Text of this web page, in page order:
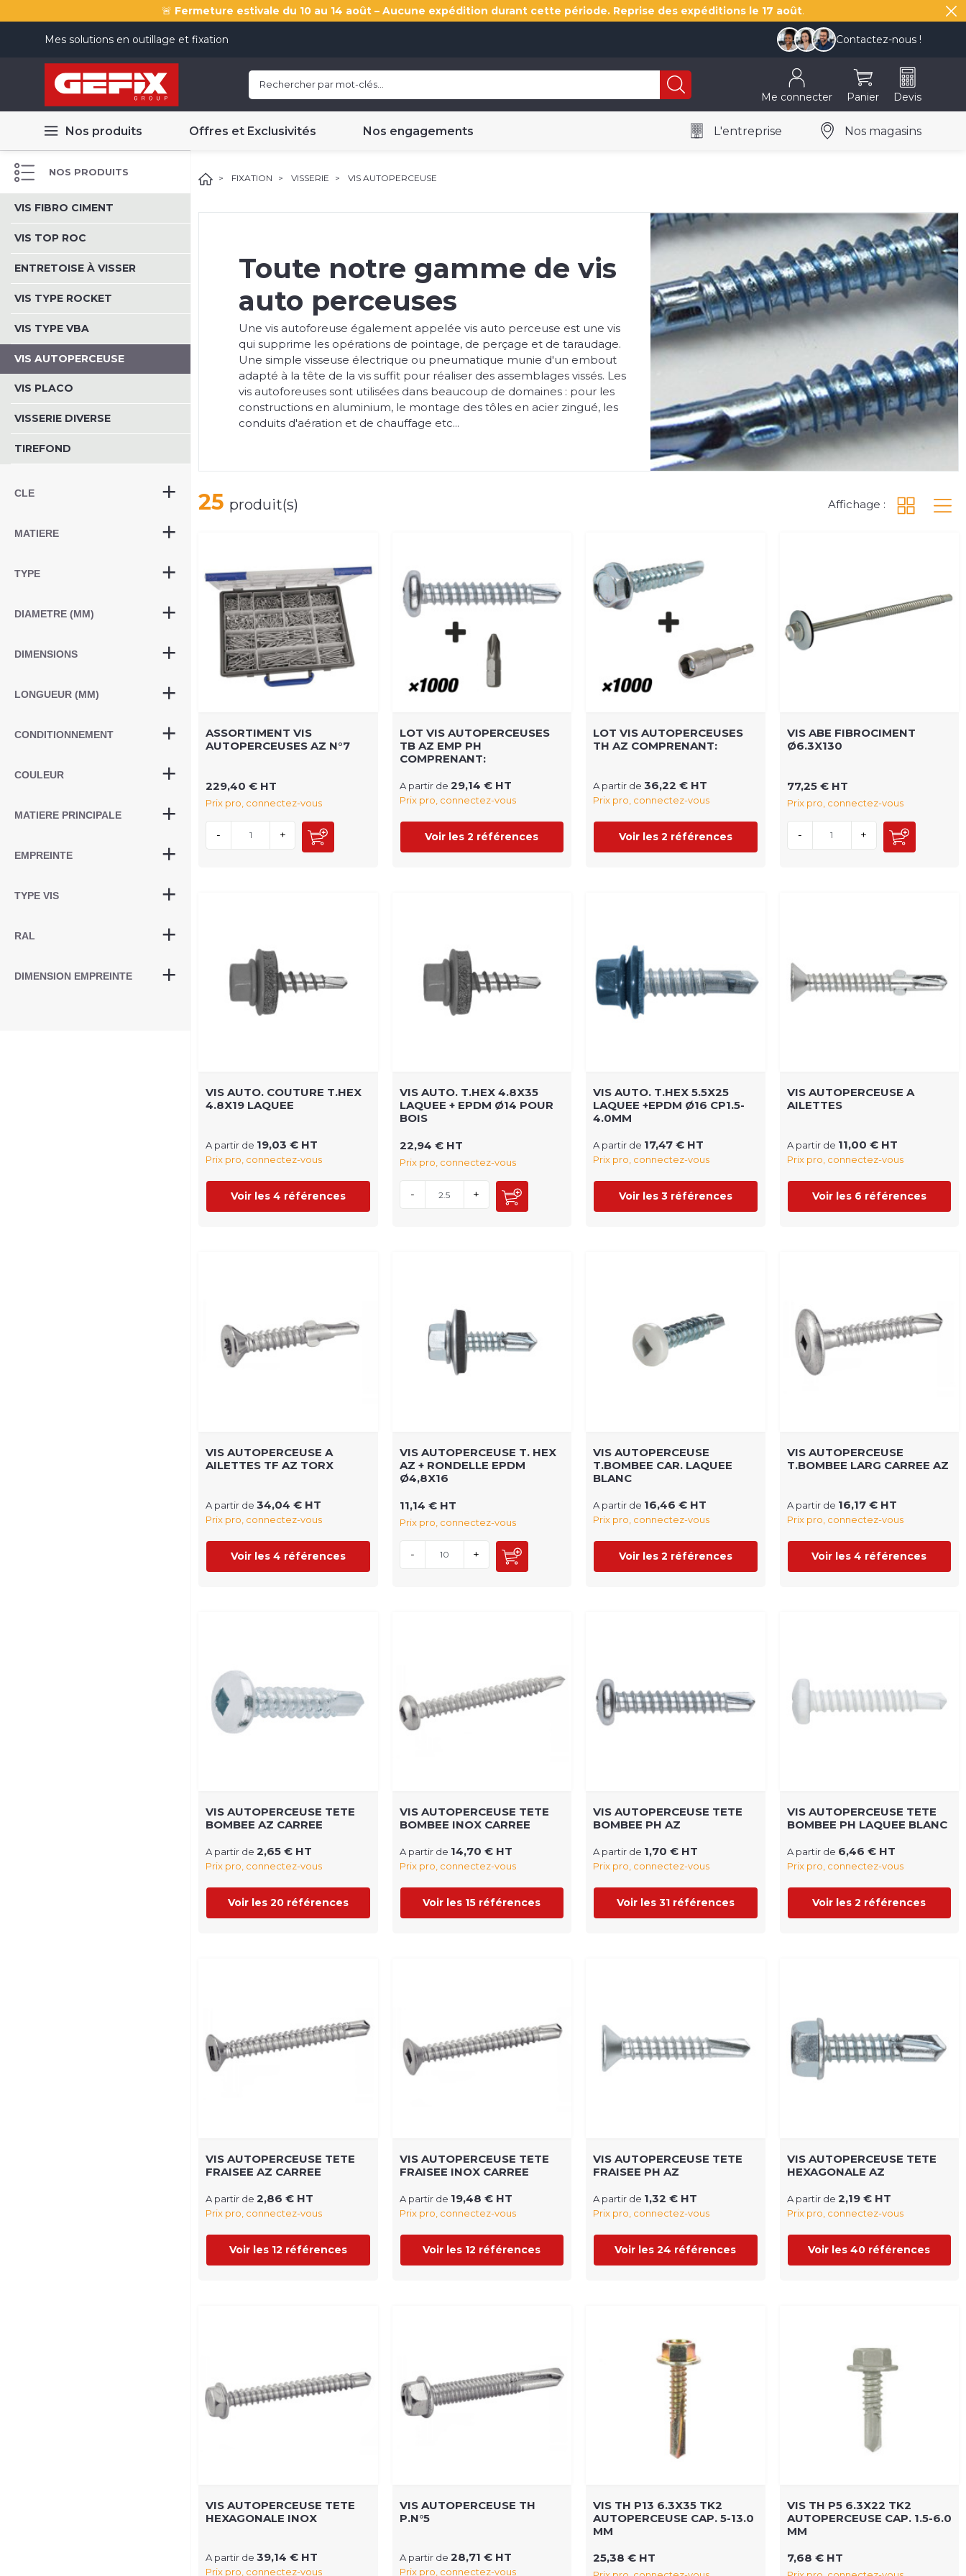
🚨 Fermeture estivale du 10 au 14 août – Aucune expédition durant cette période. Reprise des expéditions le 17 août.
Mes solutions en outillage et fixation Contactez-nous !
Me connecter Panier Devis
Nos produits Offres et Exclusivités Nos engagements L'entreprise Nos magasins
NOS PRODUITS
VIS FIBRO CIMENT
VIS TOP ROC
ENTRETOISE À VISSER
VIS TYPE ROCKET
VIS TYPE VBA
VIS AUTOPERCEUSE
VIS PLACO
VISSERIE DIVERSE
TIREFOND
CLE
MATIERE
TYPE
DIAMETRE (MM)
DIMENSIONS
LONGUEUR (MM)
CONDITIONNEMENT
COULEUR
MATIERE PRINCIPALE
EMPREINTE
TYPE VIS
RAL
DIMENSION EMPREINTE
FIXATION VISSERIE VIS AUTOPERCEUSE
Toute notre gamme de vis
auto perceuses
Une vis autoforeuse également appelée vis auto perceuse est une vis
qui supprime les opérations de pointage, de perçage et de taraudage.
Une simple visseuse électrique ou pneumatique munie d'un embout
adapté à la tête de la vis suffit pour réaliser des assemblages vissés. Les
vis autoforeuses sont utilisées dans beaucoup de domaines : pour les
constructions en aluminium, le montage des tôles en acier zingué, les
conduits d'aération et de chauffage etc...
25 produit(s) Affichage :
ASSORTIMENT VIS
AUTOPERCEUSES AZ N°7
229,40 € HT
Prix pro, connectez-vous
- +
LOT VIS AUTOPERCEUSES
TB AZ EMP PH
COMPRENANT:
A partir de 29,14 € HT
Prix pro, connectez-vous
Voir les 2 références
LOT VIS AUTOPERCEUSES
TH AZ COMPRENANT:
A partir de 36,22 € HT
Prix pro, connectez-vous
Voir les 2 références
VIS ABE FIBROCIMENT
Ø6.3X130
77,25 € HT
Prix pro, connectez-vous
- +
VIS AUTO. COUTURE T.HEX
4.8X19 LAQUEE
A partir de 19,03 € HT
Prix pro, connectez-vous
Voir les 4 références
VIS AUTO. T.HEX 4.8X35
LAQUEE + EPDM Ø14 POUR
BOIS
22,94 € HT
Prix pro, connectez-vous
- +
VIS AUTO. T.HEX 5.5X25
LAQUEE +EPDM Ø16 CP1.5-
4.0MM
A partir de 17,47 € HT
Prix pro, connectez-vous
Voir les 3 références
VIS AUTOPERCEUSE A
AILETTES
A partir de 11,00 € HT
Prix pro, connectez-vous
Voir les 6 références
VIS AUTOPERCEUSE A
AILETTES TF AZ TORX
A partir de 34,04 € HT
Prix pro, connectez-vous
Voir les 4 références
VIS AUTOPERCEUSE T. HEX
AZ + RONDELLE EPDM
Ø4,8X16
11,14 € HT
Prix pro, connectez-vous
- +
VIS AUTOPERCEUSE
T.BOMBEE CAR. LAQUEE
BLANC
A partir de 16,46 € HT
Prix pro, connectez-vous
Voir les 2 références
VIS AUTOPERCEUSE
T.BOMBEE LARG CARREE AZ
A partir de 16,17 € HT
Prix pro, connectez-vous
Voir les 4 références
VIS AUTOPERCEUSE TETE
BOMBEE AZ CARREE
A partir de 2,65 € HT
Prix pro, connectez-vous
Voir les 20 références
VIS AUTOPERCEUSE TETE
BOMBEE INOX CARREE
A partir de 14,70 € HT
Prix pro, connectez-vous
Voir les 15 références
VIS AUTOPERCEUSE TETE
BOMBEE PH AZ
A partir de 1,70 € HT
Prix pro, connectez-vous
Voir les 31 références
VIS AUTOPERCEUSE TETE
BOMBEE PH LAQUEE BLANC
A partir de 6,46 € HT
Prix pro, connectez-vous
Voir les 2 références
VIS AUTOPERCEUSE TETE
FRAISEE AZ CARREE
A partir de 2,86 € HT
Prix pro, connectez-vous
Voir les 12 références
VIS AUTOPERCEUSE TETE
FRAISEE INOX CARREE
A partir de 19,48 € HT
Prix pro, connectez-vous
Voir les 12 références
VIS AUTOPERCEUSE TETE
FRAISEE PH AZ
A partir de 1,32 € HT
Prix pro, connectez-vous
Voir les 24 références
VIS AUTOPERCEUSE TETE
HEXAGONALE AZ
A partir de 2,19 € HT
Prix pro, connectez-vous
Voir les 40 références
VIS AUTOPERCEUSE TETE
HEXAGONALE INOX
A partir de 39,14 € HT
Prix pro, connectez-vous
VIS AUTOPERCEUSE TH
P.N°5
A partir de 28,71 € HT
Prix pro, connectez-vous
VIS TH P13 6.3X35 TK2
AUTOPERCEUSE CAP. 5-13.0
MM
25,38 € HT
VIS TH P5 6.3X22 TK2
AUTOPERCEUSE CAP. 1.5-6.0
MM
7,68 € HT